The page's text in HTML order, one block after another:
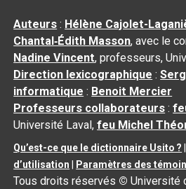
Auteurs : Hélène Cajolet-
Chantal‑Édith Masson, avec le
Nadine Vincent, professeurs,
Direction lexicographique :
informatique : Benoit Mercier
Professeurs collaborateurs :
Université Laval,feu Michel
Qu’est-ce que le dictionnaire Usito ?
d’utilisation
Paramètres des
Tous droits réservés © Université